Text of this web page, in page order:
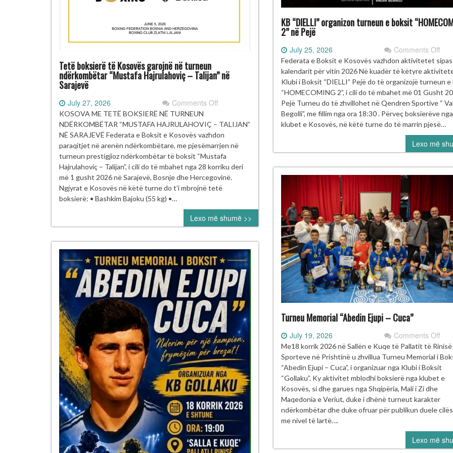
Tetë boksierë të Kosovës garojnë në turneun
ndërkombëtar “Mustafa Hajrulahoviç – Talijan” në
Sarajevë
July 27, 2026 Comments Offon
boksierë
të Kosovës
garojnë
në turneun
ndërkombëtar
“Mustafa Hajrulahoviç
–
Sarajevë
KOSOVA ME TETË BOKSIERË NË TURNEUN
NDËRKOMBËTAR “MUSTAFA HAJRULAHOVIÇ – TALIJAN”
NË SARAJEVË Federata e Boksit e Kosovës vazhdon
paraqitjet në arenën ndërkombëtare, me pjesëmarrjen në
turneun prestigjioz ndërkombëtar të boksit “Mustafa
Hajrulahoviç – Talijan”, i cili do të mbahet nga 28 korriku deri
më 1 gusht 2026 në Sarajevë, Bosnje dhe Hercegovinë.
Ngjyrat e Kosovës në këtë turne do t’i mbrojnë tetë
boksierë: • Bashkim Bajoku (55 kg) •…
Lexo më shumë >>
KB “DIELLI” organizon turneun e boksit
2” në Pejë
July 25, 2026 Comments Offon
KB
e
boksit
2”
në
Federata e Boksit e Kosovës vazhdon aktivitetet sipas
kalendarit për vitin 2026 Në kuadër të këtyre
Klubi i Boksit “DIELLI” Pejë do të organizojë turneun
“HOMECOMING 2”, i cili do të mbahet më 01 Gusht
Pejë Turneu do të zhvillohet në Qendren Sportive “
Begolli”, me fillim nga ora 18:30 . Përveç boksierëve nga
klubet e Kosovës, në këtë turne do të marrin pjesë…
Lexo më
Turneu Memorial “Abedin Ejupi – Cuca”
July 19, 2026 Comments Offon
Ejupi
Me18 korrik 2026 në Sallën e Kuqe të Pallatit të
Sporteve në Prishtinë u zhvillua Turneu Memorial i
“Abedin Ejupi – Cuca”, i organizuar nga Klubi i Boksit
“Gollaku”. Ky aktivitet mblodhi boksierë nga klubet e
Kosovës, si dhe garues nga Shqipëria, Mali i Zi dhe
Maqedonia e Veriut, duke i dhënë turneut karakter
ndërkombëtar dhe duke ofruar për publikun duele
me nivel të lartë….
Lexo më